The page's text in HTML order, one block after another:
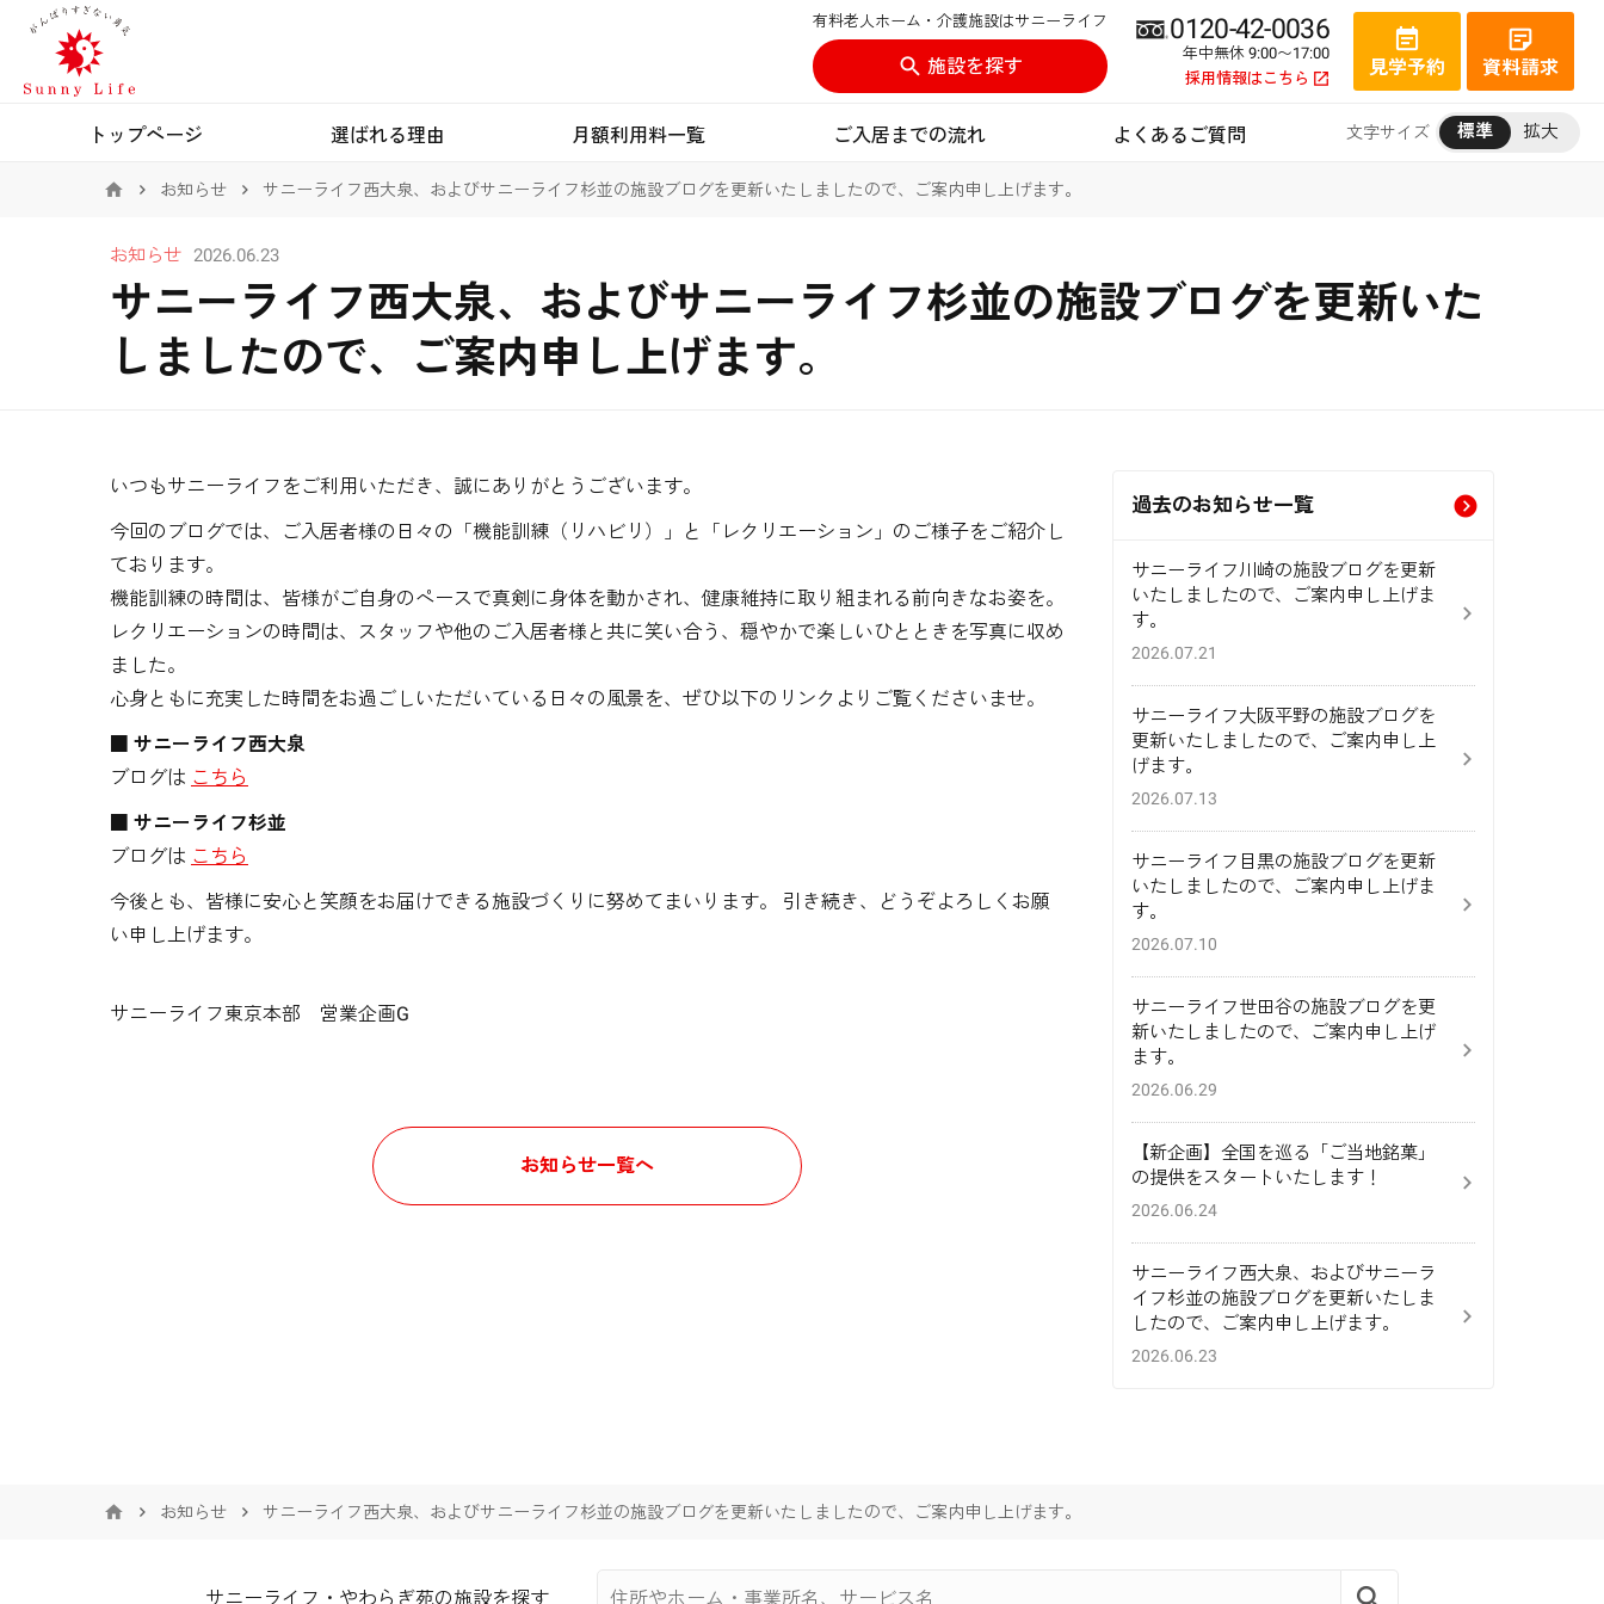
見学予約 資料請求
有料老人ホーム・介護施設はサニーライフ
施設を探す
0120-42-0036
年中無休 9:00〜17:00
採用情報はこちら
文字サイズ 標準 拡大
トップページ 選ばれる理由 月額利用料一覧 ご入居までの流れ よくあるご質問
お知らせ サニーライフ西大泉、およびサニーライフ杉並の施設ブログを更新いたしましたので、ご案内申し上げます。
お知らせ 2026.06.23
サニーライフ西大泉、およびサニーライフ杉並の施設ブログを更新いた
しましたので、ご案内申し上げます。
いつもサニーライフをご利用いただき、誠にありがとうございます。
今回のブログでは、ご入居者様の日々の「機能訓練（リハビリ）」と「レクリエーション」のご様子をご紹介し
ております。
機能訓練の時間は、皆様がご自身のペースで真剣に身体を動かされ、健康維持に取り組まれる前向きなお姿を。
レクリエーションの時間は、スタッフや他のご入居者様と共に笑い合う、穏やかで楽しいひとときを写真に収め
ました。
心身ともに充実した時間をお過ごしいただいている日々の風景を、ぜひ以下のリンクよりご覧くださいませ。
■ サニーライフ西大泉
ブログは こちら
■ サニーライフ杉並
ブログは こちら
今後とも、皆様に安心と笑顔をお届けできる施設づくりに努めてまいります。 引き続き、どうぞよろしくお願
い申し上げます。
サニーライフ東京本部 営業企画G
お知らせ一覧へ
過去のお知らせ一覧
サニーライフ川崎の施設ブログを更新
いたしましたので、ご案内申し上げま
す。
2026.07.21
サニーライフ大阪平野の施設ブログを
更新いたしましたので、ご案内申し上
げます。
2026.07.13
サニーライフ目黒の施設ブログを更新
いたしましたので、ご案内申し上げま
す。
2026.07.10
サニーライフ世田谷の施設ブログを更
新いたしましたので、ご案内申し上げ
ます。
2026.06.29
【新企画】全国を巡る「ご当地銘菓」
の提供をスタートいたします！
2026.06.24
サニーライフ西大泉、およびサニーラ
イフ杉並の施設ブログを更新いたしま
したので、ご案内申し上げます。
2026.06.23
お知らせ サニーライフ西大泉、およびサニーライフ杉並の施設ブログを更新いたしましたので、ご案内申し上げます。
サニーライフ・やわらぎ苑の施設を探す